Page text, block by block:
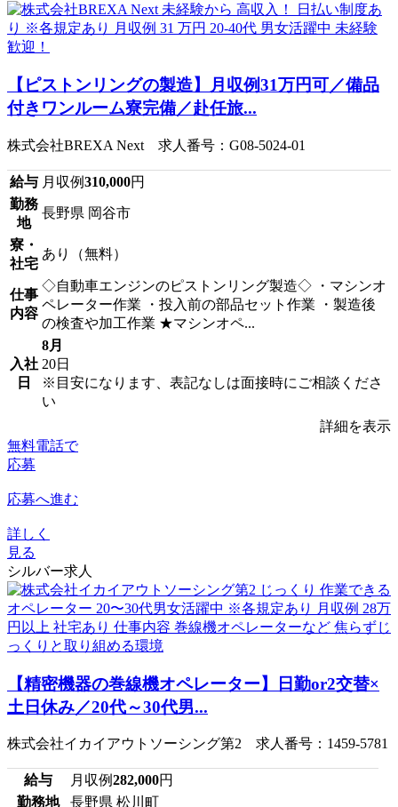
【ピストンリングの製造】月収例31万円可／備品
付きワンルーム寮完備／赴任旅...
株式会社BREXA Next 求人番号：G08-5024-01
給与 月収例310,000円
勤務
地
長野県 岡谷市
寮・
社宅
あり（無料）
仕事
内容
◇自動車エンジンのピストンリング製造◇ ・マシンオ
ペレーター作業 ・投入前の部品セット作業 ・製造後
の検査や加工作業 ★マシンオペ...
入社
日
8月
20日
※目安になります、表記なしは面接時にご相談くださ
い
詳細を表示
無料電話で
応募
応募へ進む
詳しく
見る
シルバー求人
【精密機器の巻線機オペレーター】日勤or2交替×
土日休み／20代～30代男...
株式会社イカイアウトソーシング第2 求人番号：1459-5781
給与 月収例282,000円
勤務地
長野県 松川町